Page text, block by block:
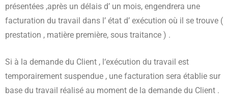
présentées ,après un délais d’ un mois, engendrera une
facturation du travail dans l’ état d’ exécution où il se trouve (
prestation , matière première, sous traitance ) .
Si à la demande du Client , l‘exécution du travail est
temporairement suspendue , une facturation sera établie sur
base du travail réalisé au moment de la demande du Client .